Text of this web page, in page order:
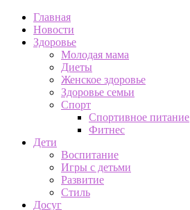
Главная
Новости
Здоровье
Молодая мама
Диеты
Женское здоровье
Здоровье семьи
Спорт
Спортивное питание
Фитнес
Дети
Воспитание
Игры с детьми
Развитие
Стиль
Досуг